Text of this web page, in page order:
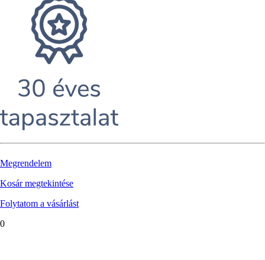
Megrendelem
Kosár megtekintése
Folytatom a vásárlást
0